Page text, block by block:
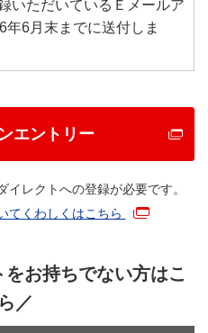
いただいているＥメールア
年6月末までに送付しま
エントリー
レクトへの登録が必要です。
てくわしくはこちら
お持ちでない方はこ
／